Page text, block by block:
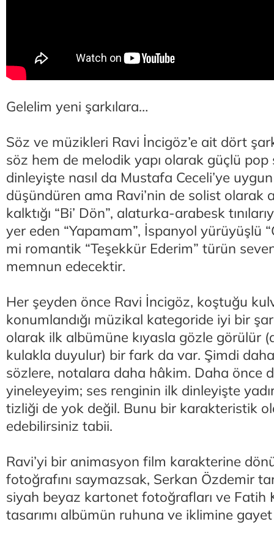
Gelelim yeni şarkılara…
Söz ve müzikleri Ravi İncigöz’e ait dört
söz hem de melodik yapı olarak güçlü pop
dinleyişte nasıl da Mustafa Ceceli’ye
düşündüren ama Ravi’nin de solist olarak
kalktığı “Bi’ Dön”, alaturka-arabesk
yer eden “Yapamam”, İspanyol yürüyüşlü
mi romantik “Teşekkür Ederim” türün
memnun edecektir.
Her şeyden önce Ravi İncigöz, koştuğu
konumlandığı müzikal kategoride iyi bir
olarak ilk albümüne kıyasla gözle görülür
kulakla duyulur) bir fark da var. Şimdi
sözlere, notalara daha hâkim. Daha önce
yineleyeyim; ses renginin ilk dinleyişte
tizliği de yok değil. Bunu bir karakteristik
edebilirsiniz tabii.
Ravi’yi bir animasyon film karakterine
fotoğrafını saymazsak, Serkan Özdemir
siyah beyaz kartonet fotoğrafları ve Fatih
tasarımı albümün ruhuna ve iklimine